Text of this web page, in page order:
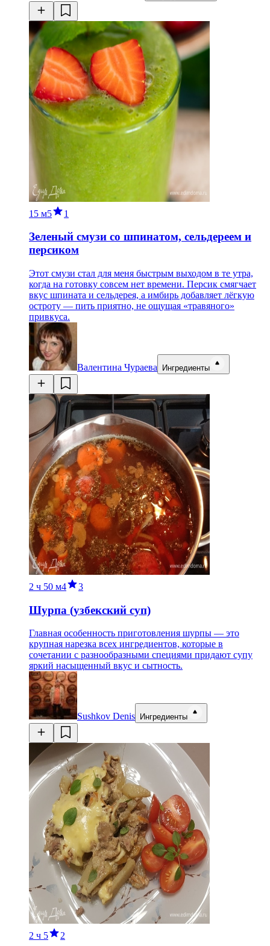
15 м5 1
Зеленый смузи со шпинатом, сельдереем и
персиком
Этот смузи стал для меня быстрым выходом в те утра,
когда на готовку совсем нет времени. Персик смягчает
вкус шпината и сельдерея, а имбирь добавляет лёгкую
остроту — пить приятно, не ощущая «травяного»
привкуса.
Валентина Чураева Ингредиенты
2 ч 50 м4 3
Шурпа (узбекский суп)
Главная особенность приготовления шурпы — это
крупная нарезка всех ингредиентов, которые в
сочетании с разнообразными специями придают супу
яркий насыщенный вкус и сытность.
Sushkov Denis Ингредиенты
2 ч 5 2